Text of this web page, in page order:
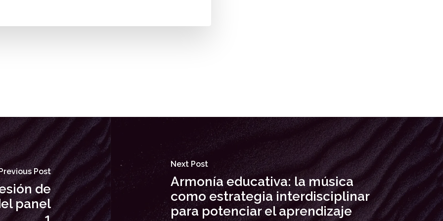
Post
de
panel
Next Post
Armonía educativa: la música
como estrategia interdisciplinar
para potenciar el aprendizaje